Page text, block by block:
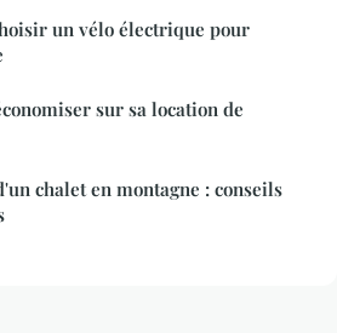
un vélo électrique pour
sur sa location de
chalet en montagne : conseils